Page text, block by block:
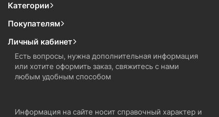
Категории
Покупателям
Личный кабинет
Есть вопросы, нужна дополнительная информация
или хотите оформить заказ, свяжитесь с нами
любым удобным способом
Информация на сайте носит справочный характер и